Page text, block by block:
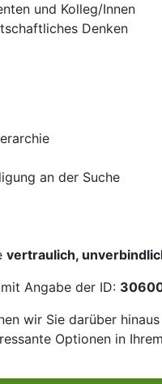
und Kolleg/Innen
Denken
an der Suche
vertraulich,
Angabe der ID:
wir Sie darüber
Optionen in